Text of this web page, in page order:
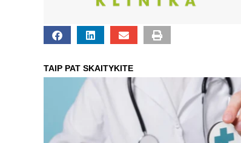
TAIP PAT SKAITYKITE